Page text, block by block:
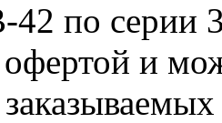
по серии
и